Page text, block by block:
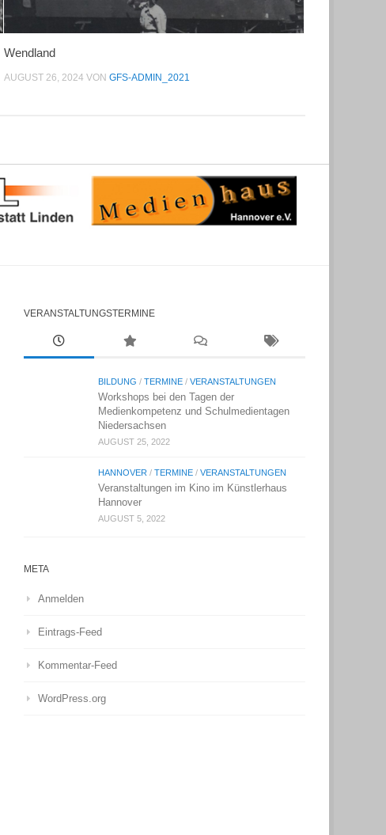
Wendland
AUGUST 26, 2024 VONGFS-ADMIN_2021
VERANSTALTUNGSTERMINE
BILDUNG /TERMINE /VERANSTALTUNGEN
Workshops bei den Tagen der
Medienkompetenz und Schulmedientagen
Niedersachsen
AUGUST 25, 2022
HANNOVER /TERMINE /VERANSTALTUNGEN
Veranstaltungen im Kino im Künstlerhaus
Hannover
AUGUST 5, 2022
META
Anmelden
Eintrags-Feed
Kommentar-Feed
WordPress.org